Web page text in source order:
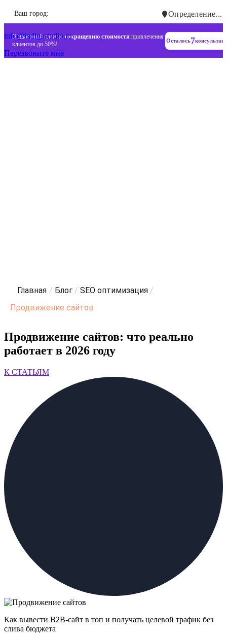
Ваш город: Определение...
Пошаговый план посокращению стоимости привлечения
клиентов до 50%!
Осталось7
+7 (993) 477-18-57
info@indigastudio.ru
Перезвоните мне
Главная / Блог / SEO оптимизация /
Продвижение сайтов
Продвижение сайтов: что реально
работает в 2026 году
К СТАТЬЯМ
Как вывести B2B-сайт в топ и получать целевой трафик без
слива бюджета